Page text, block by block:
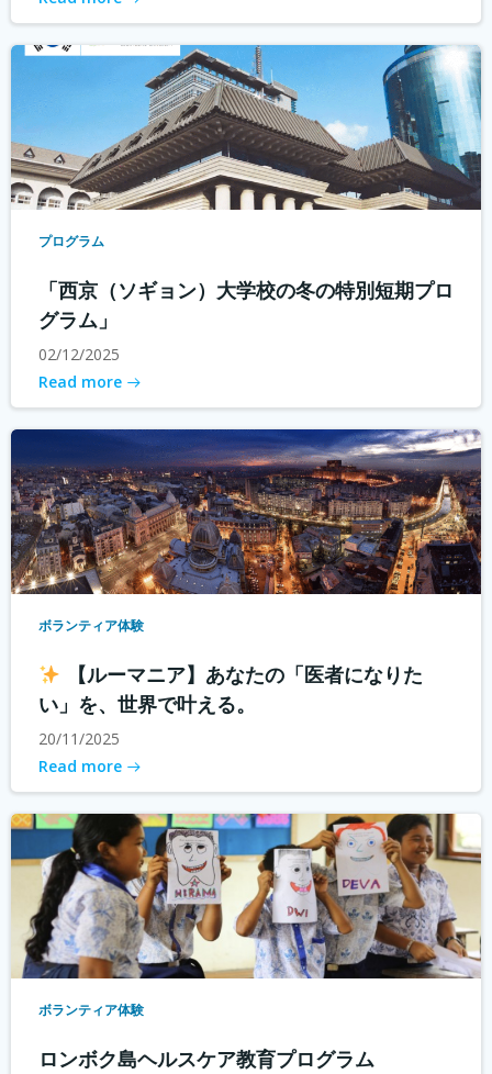
プログラム
「西京（ソギョン）大学校の冬の特別短期プロ
グラム」
02/12/2025
Read more
ボランティア体験
【ルーマニア】あなたの「医者になりた
い」を、世界で叶える。
20/11/2025
Read more
ボランティア体験
ロンボク島ヘルスケア教育プログラム